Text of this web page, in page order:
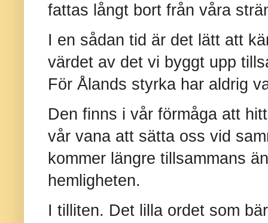
fattas långt bort från våra
I en sådan tid är det lätt att
värdet av det vi byggt upp
För Ålands styrka har aldrig
Den finns i vår förmåga att
vår vana att sätta oss vid
kommer längre tillsammans
hemligheten.
I tilliten. Det lilla ordet som